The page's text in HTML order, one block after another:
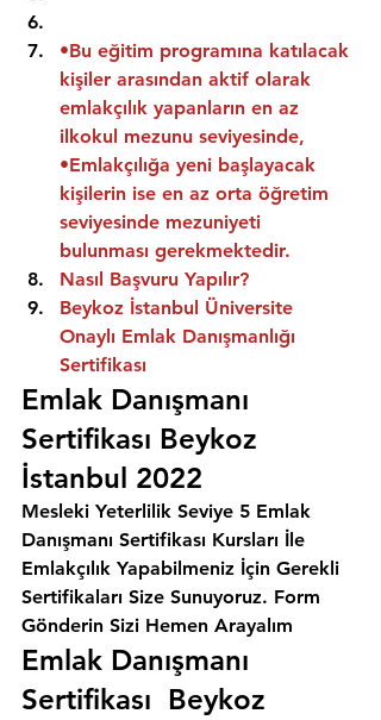
•Bu eğitim programına katılacak
kişiler arasından aktif olarak
emlakçılık yapanların en az
ilkokul mezunu seviyesinde,
•Emlakçılığa yeni başlayacak
kişilerin ise en az orta öğretim
seviyesinde mezuniyeti
bulunması gerekmektedir.
Nasıl Başvuru Yapılır?
Beykoz İstanbul Üniversite
Onaylı Emlak Danışmanlığı
Sertifikası
Emlak Danışmanı
Sertifikası Beykoz
İstanbul 2022
Mesleki Yeterlilik Seviye 5 Emlak
Danışmanı Sertifikası Kursları İle
Emlakçılık Yapabilmeniz İçin Gerekli
Sertifikaları Size Sunuyoruz. Form
Gönderin Sizi Hemen Arayalım
Emlak Danışmanı
Sertifikası  Beykoz